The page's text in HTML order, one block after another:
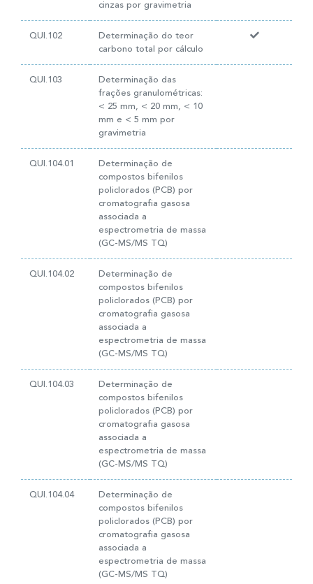
cinzas por gravimetria
QUI.102
Determinação do teor
carbono total por cálculo
QUI.103
Determinação das
frações granulométricas:
< 25 mm, < 20 mm, < 10
mm e < 5 mm por
gravimetria
QUI.104.01
Determinação de
compostos bifenilos
policlorados (PCB) por
cromatografia gasosa
associada a
espectrometria de massa
(GC-MS/MS TQ)
QUI.104.02
Determinação de
compostos bifenilos
policlorados (PCB) por
cromatografia gasosa
associada a
espectrometria de massa
(GC-MS/MS TQ)
QUI.104.03
Determinação de
compostos bifenilos
policlorados (PCB) por
cromatografia gasosa
associada a
espectrometria de massa
(GC-MS/MS TQ)
QUI.104.04
Determinação de
compostos bifenilos
policlorados (PCB) por
cromatografia gasosa
associada a
espectrometria de massa
(GC-MS/MS TQ)